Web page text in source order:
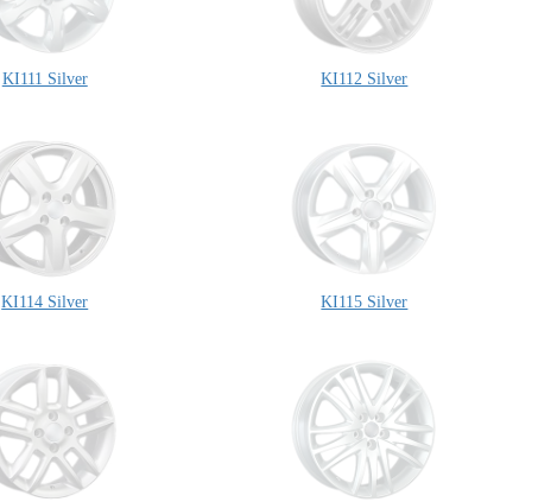
KI111 Silver KI112 Silver
KI114 Silver KI115 Silver